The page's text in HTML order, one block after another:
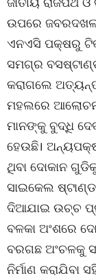
ଉପରେ ଜବରଦଖଲ
ଏନଏସି ପକ୍ଷରୁ
ସମଗ୍ର
କରାଗଲେ
ମହଲରେ
ମାନଙ୍କୁ ବୁଦ୍ଧି
ହେଉଛି।
ଥିବା ଦୋକାନ
ସାଇକେଲ
ଦିଆଯାଇ ଉଚ୍ଚ
ବଳକା ଅଂଶରେ
ବରଗଛ ଅଂଚଳକୁ
ନିର୍ମାଣ କରାଯିବା